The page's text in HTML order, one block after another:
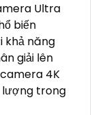
Ultra
biến
khả năng
giải lên
4K
lượng trong